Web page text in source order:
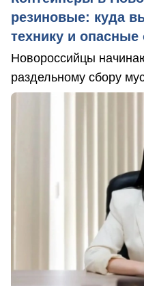
резиновые: куда
технику и
Новороссийцы
раздельному сбору